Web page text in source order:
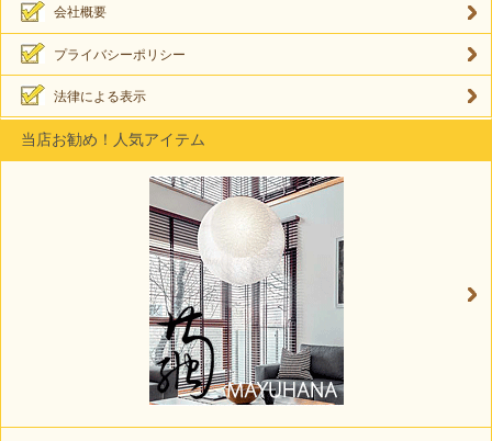
会社概要
プライバシーポリシー
法律による表示
当店お勧め！人気アイテム